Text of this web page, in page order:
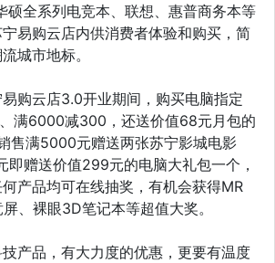
硕全系列电竞本、联想、惠普商务本等
易购云店内供消费者体验和购买，简
城市地标。
购云店3.0开业期间，购买电脑指定
满6000减300，还送价值68元月包的
售满5000元赠送两张苏宁影城电影
即赠送价值299元的电脑大礼包一个，
产品均可在线抽奖，有机会获得MR
、裸眼3D笔记本等超值大奖。
产品，有大力度的优惠，更要有温度